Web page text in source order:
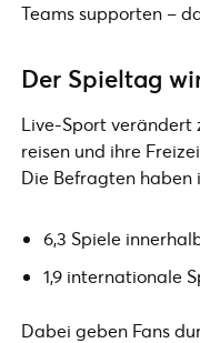
Teams supporten –
Der Spieltag
Live-Sport verändert
reisen und ihre
Die Befragten haben
6,3 Spiele
1,9 internationale
Dabei geben Fans